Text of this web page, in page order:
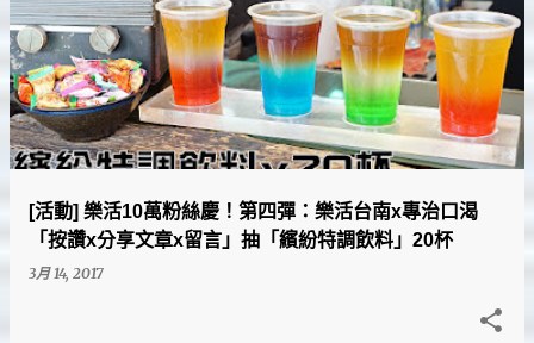
[活動] 樂活10萬粉絲慶！第四彈：樂活台南x專治口渴
「按讚x分享文章x留言」抽「繽紛特調飲料」20杯
3月 14, 2017